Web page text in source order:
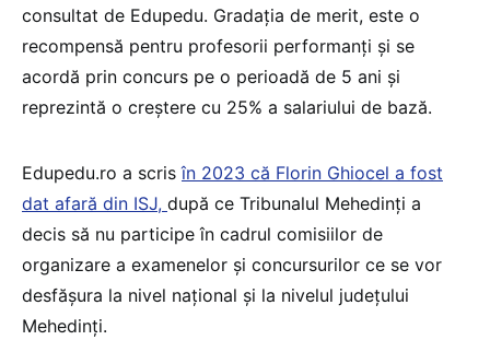
consultat de Edupedu. Gradația de merit, este o
recompensă pentru profesorii performanți și se
acordă prin concurs pe o perioadă de 5 ani și
reprezintă o creștere cu 25% a salariului de bază.
Edupedu.ro a scrisîn 2023 că Florin Ghiocel a fost
dat afară din ISJ, după ce Tribunalul Mehedinți a
decis să nu participe în cadrul comisiilor de
organizare a examenelor şi concursurilor ce se vor
desfăşura la nivel naţional şi la nivelul județului
Mehedinţi.